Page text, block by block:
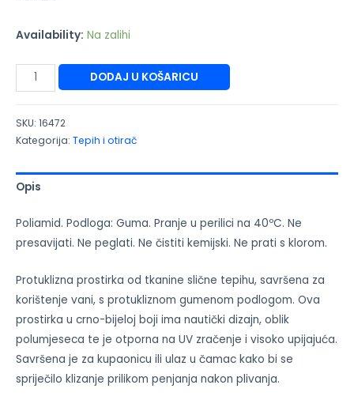
Availability: Na zalihi
DODAJ U KOŠARICU
SKU: 16472
Kategorija: Tepih i otirač
Opis
Poliamid. Podloga: Guma. Pranje u perilici na 40ºC. Ne
presavijati. Ne peglati. Ne čistiti kemijski. Ne prati s klorom.
Protuklizna prostirka od tkanine slične tepihu, savršena za
korištenje vani, s protukliznom gumenom podlogom. Ova
prostirka u crno-bijeloj boji ima nautički dizajn, oblik
polumjeseca te je otporna na UV zračenje i visoko upijajuća.
Savršena je za kupaonicu ili ulaz u čamac kako bi se
spriječilo klizanje prilikom penjanja nakon plivanja.